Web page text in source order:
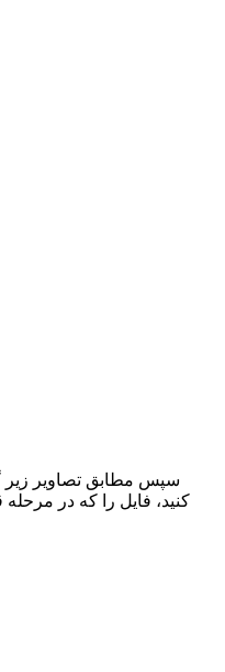
سپس مطابق تصاویر زیر
کنید، فایل را که در